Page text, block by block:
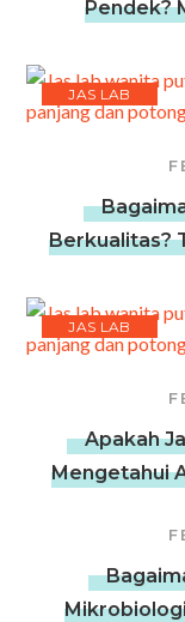
Pendek?
JAS LAB
Berkualitas?
JAS LAB
Apakah
Mengetahui